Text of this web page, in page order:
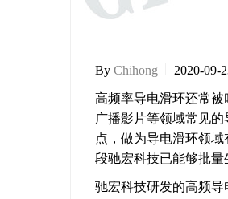
By Chihong 2020-09-
高频率导电滑环还常被
广播影片等领域常见
点，做为导电滑环领
段驰宏科技已能够批量
驰宏科技研发的高频